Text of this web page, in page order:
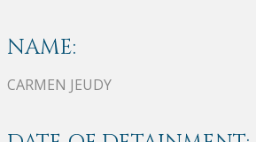
NAME:
CARMEN JEUDY